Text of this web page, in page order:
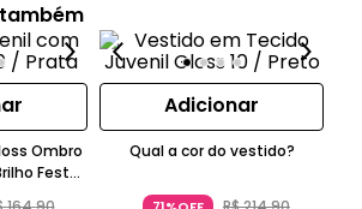
Ombro
Festa
Adicionar
Qual a cor do vestido?